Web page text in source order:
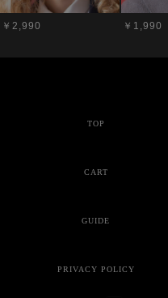
￥2,990 ￥1,990
TOP
CART
GUIDE
PRIVACY POLICY